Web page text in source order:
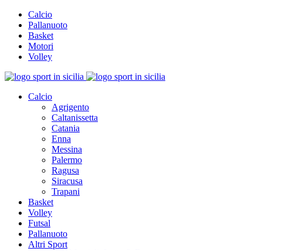
Calcio
Pallanuoto
Basket
Motori
Volley
Calcio
Agrigento
Caltanissetta
Catania
Enna
Messina
Palermo
Ragusa
Siracusa
Trapani
Basket
Volley
Futsal
Pallanuoto
Altri Sport